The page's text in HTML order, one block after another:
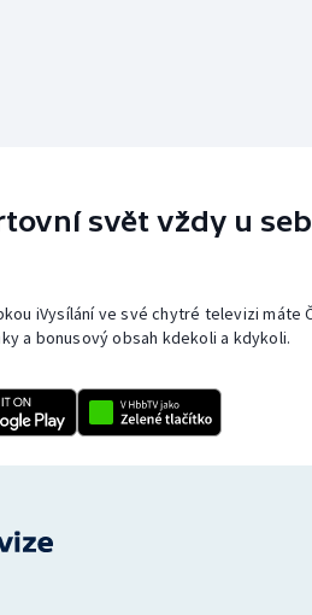
svět vždy u
iVysílání ve své chytré televizi máte
a bonusový obsah kdekoli a kdykoli.